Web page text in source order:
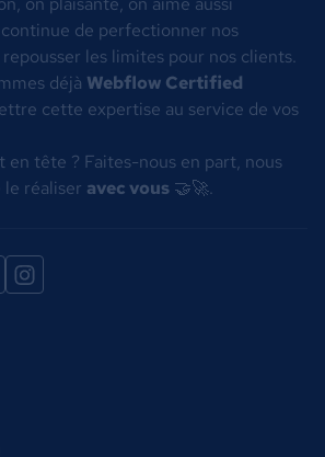
de perfectionner nos
les limites pour nos clients.
déjà Webflow Certified
cette expertise au service de vos
en tête ? Faites-nous en part, nous
le réaliser avec vous 🤝🚀.